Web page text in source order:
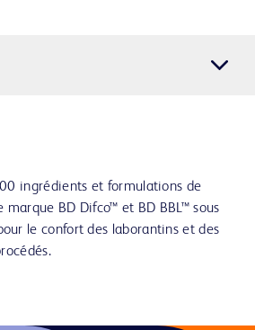
ingrédients et formulations de
BD Difco™ et BD BBL™ sous
le confort des laborantins et des